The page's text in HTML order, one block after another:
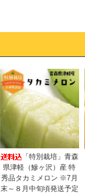
「特別栽培」青森
県津軽（鰺ヶ沢）産 特
秀品タカミメロン ※7月
末～８月中旬頃発送予定